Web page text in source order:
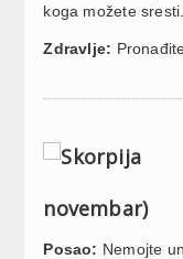
koga možete sresti.
Zdravlje:
novembar)
Posao: Nemojte